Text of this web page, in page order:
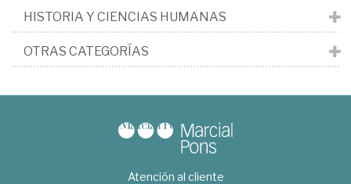
HISTORIA Y CIENCIAS HUMANAS
OTRAS CATEGORÍAS
Atención al cliente